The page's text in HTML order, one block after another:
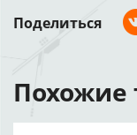
Поделиться
Похожие